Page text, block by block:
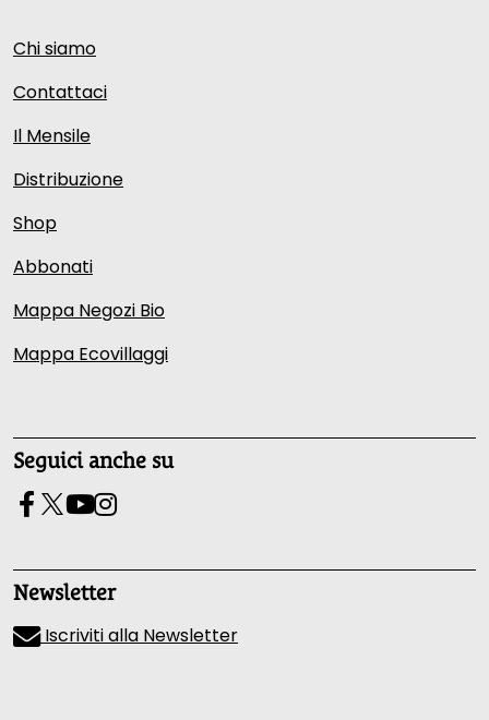
Chi siamo
Contattaci
Il Mensile
Distribuzione
Shop
Abbonati
Mappa Negozi Bio
Mappa Ecovillaggi
Seguici anche su
Newsletter
Iscriviti alla Newsletter